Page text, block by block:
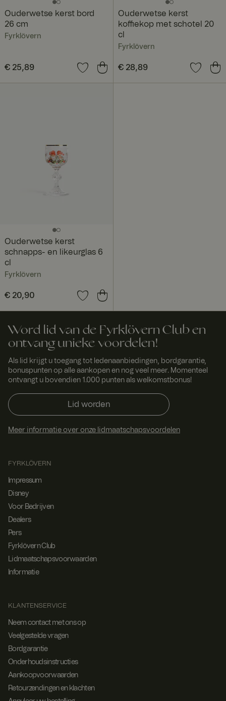
Ouderwetse kerst bord
26 cm
Fyrklövern
Prijs:€ 25,89
€ 25,89
Ouderwetse kerst
koffiekop met schotel 20
cl
Fyrklövern
Prijs:€ 28,89
€ 28,89
Ouderwetse kerst
schnapps- en likeurglas 6
cl
Fyrklövern
Prijs:€ 20,90
€ 20,90
Word lid van de Fyrklövern Club en
ontvang unieke voordelen!
Als lid krijgt u toegang tot ledenaanbiedingen, bordgarantie,
bonuspunten op alle aankopen en nog veel meer. Momenteel
ontvangt u bovendien 1.000 punten als welkomstbonus!
Lid worden
Meer informatie over onze lidmaatschapsvoordelen
FYRKLÖVERN
Impressum
Disney
Voor Bedrijven
Dealers
Pers
Fyrklövern Club
Lidmaatschapsvoorwaarden
Informatie
KLANTENSERVICE
Neem contact met ons op
Veelgestelde vragen
Bordgarantie
Onderhoudsinstructies
Aankoopvoorwaarden
Retourzendingen en klachten